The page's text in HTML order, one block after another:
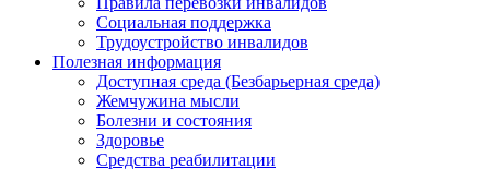
Социальная поддержка
Трудоустройство инвалидов
Полезная информация
Доступная среда (Безбарьерная среда)
Жемчужина мысли
Болезни и состояния
Здоровье
Средства реабилитации